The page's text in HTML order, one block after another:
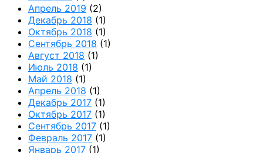
Апрель 2019 (2)
Декабрь 2018 (1)
Октябрь 2018 (1)
Сентябрь 2018 (1)
Август 2018 (1)
Июль 2018 (1)
Май 2018 (1)
Апрель 2018 (1)
Декабрь 2017 (1)
Октябрь 2017 (1)
Сентябрь 2017 (1)
Февраль 2017 (1)
Январь 2017 (1)